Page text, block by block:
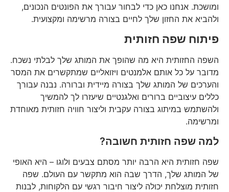
ומושכת. אנחנו כאן כדי לבחור עבורך את הפונטים הנכונים,
ולהביא את החזון שלך לחיים בצורה מרשימה ומקצועית.
פיתוח שפה חזותית
השפה החזותית היא מה שהופך את המותג שלך לבלתי נשכח.
מדובר על כל אותם אלמנטים ויזואליים שמתקשרים את המסר
והערכים של המותג שלך בצורה מיידית וברורה. נבנה עבורך
כללים עיצוביים ברורים ואלגנטיים שיעזרו לך להמשיך
ולהשתמש במיתוג בצורה עקבית וליצור חוויה חזותית מאוחדת
ומרשימה.
למה שפה חזותית חשובה?
שפה חזותית היא הרבה יותר מסתם צבעים ולוגו – היא האופי
של המותג שלך, הדרך שבה הוא מתקשר עם העולם. שפה
חזותית מוצלחת יכולה ליצור חיבור רגשי עם הלקוחות, לבנות